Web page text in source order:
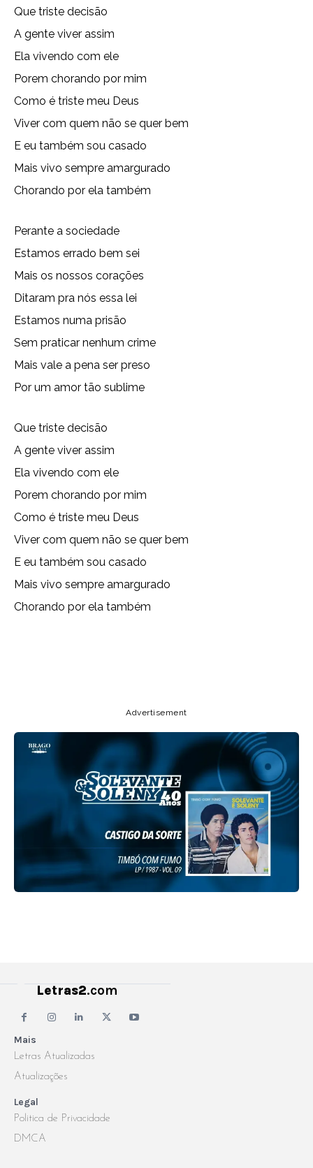
Que triste decisão
A gente viver assim
Ela vivendo com ele
Porem chorando por mim
Como é triste meu Deus
Viver com quem não se quer bem
E eu também sou casado
Mais vivo sempre amargurado
Chorando por ela também
Perante a sociedade
Estamos errado bem sei
Mais os nossos corações
Ditaram pra nós essa lei
Estamos numa prisão
Sem praticar nenhum crime
Mais vale a pena ser preso
Por um amor tão sublime
Que triste decisão
A gente viver assim
Ela vivendo com ele
Porem chorando por mim
Como é triste meu Deus
Viver com quem não se quer bem
E eu também sou casado
Mais vivo sempre amargurado
Chorando por ela também
Advertisement
Mais
Letras Atualizadas
Atualizações
Legal
Politica de Privacidade
DMCA
Letras2.com